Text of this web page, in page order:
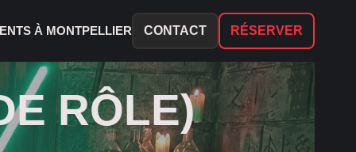
À MONTPELLIER CONTACT RÉSERVER
RÔLE)